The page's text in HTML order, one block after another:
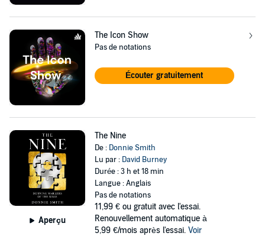
The Icon Show
Pas de notations
Écouter gratuitement
Aperçu
The Nine
De : Donnie Smith
Lu par : David Burney
Durée : 3 h et 18 min
Langue : Anglais
Pas de notations
11,99 € ou gratuit avec l'essai.
Renouvellement automatique à
5,99 €/mois après l'essai. Voir